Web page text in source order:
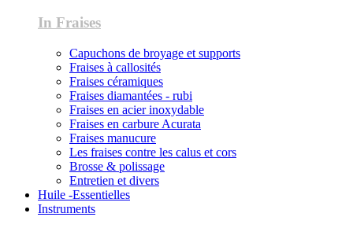
In Fraises
Capuchons de broyage et supports
Fraises à callosités
Fraises céramiques
Fraises diamantées - rubi
Fraises en acier inoxydable
Fraises en carbure Acurata
Fraises manucure
Les fraises contre les calus et cors
Brosse & polissage
Entretien et divers
Huile -Essentielles
Instruments